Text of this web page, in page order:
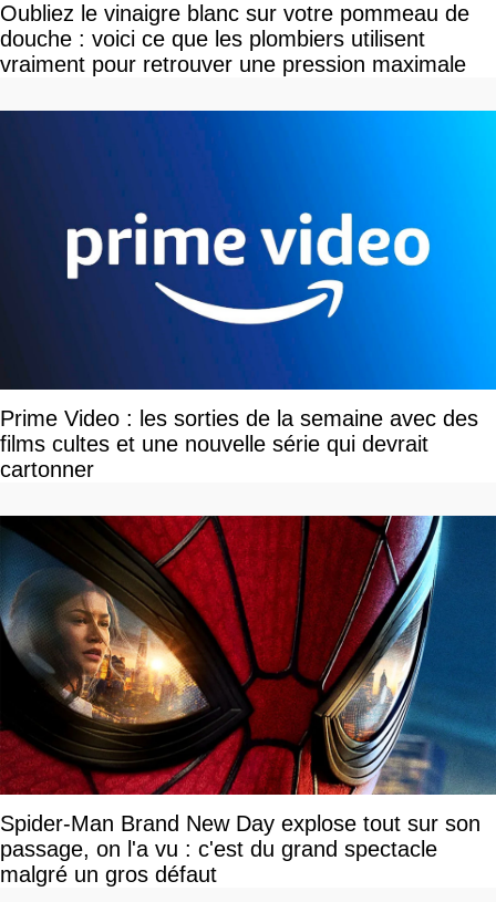
Oubliez le vinaigre blanc sur votre pommeau de
douche : voici ce que les plombiers utilisent
vraiment pour retrouver une pression maximale
Prime Video : les sorties de la semaine avec des
films cultes et une nouvelle série qui devrait
cartonner
Spider-Man Brand New Day explose tout sur son
passage, on l'a vu : c'est du grand spectacle
malgré un gros défaut